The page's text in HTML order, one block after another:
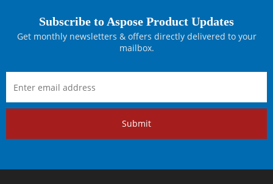
Subscribe to Aspose Product Updates
Get monthly newsletters & offers directly delivered to your
mailbox.
Submit